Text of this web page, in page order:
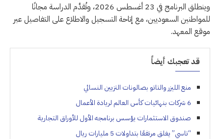
وينطلق البرنامج في 23 أغسطس 2026، وتُقدَّم الدراسة مجانًا
للمواطنين السعوديين، مع إتاحة التسجيل والاطلاع على التفاصيل عبر
موقع المعهد.
قد تعجبك أيضاً
منع الليزر والتاتو بصالونات التزيين النسائي
6 شركات بنهائيات كأس العالم لريادة الأعمال
صندوق الاستثمارات يؤسس برنامجه الأول للأوراق التجارية
“تاسي” يغلق مرتفعًا بتداولات 5 مليارات ريال